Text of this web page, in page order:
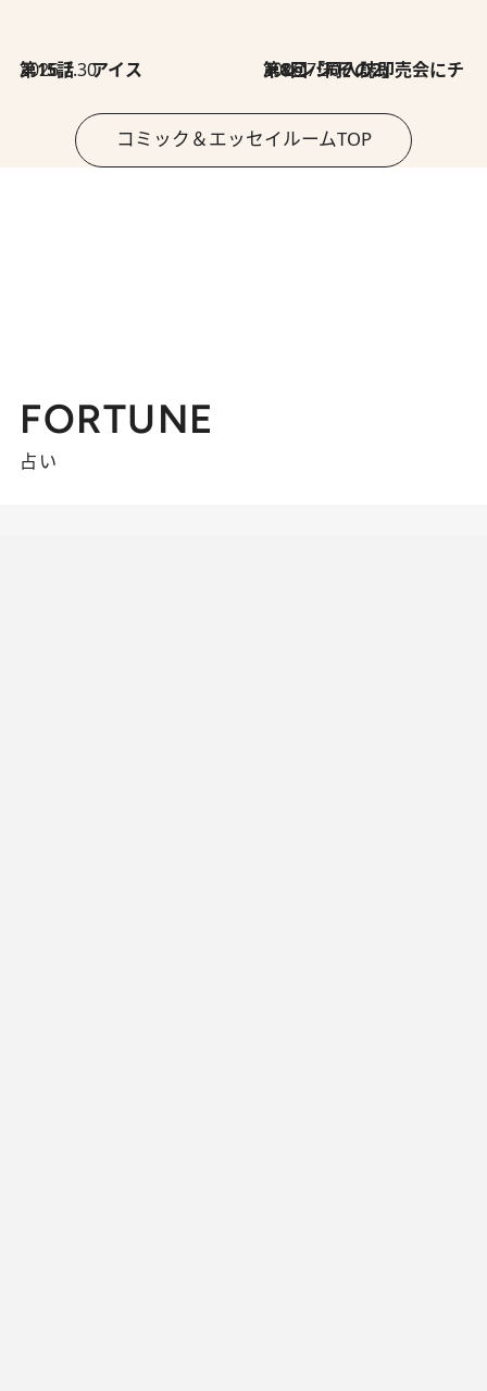
2026.7.30
第15話 アイス 2026.7.30
第8回「同人誌即売会にチャレンジ その2」
コミック＆エッセイルームTOP
FORTUNE
占い